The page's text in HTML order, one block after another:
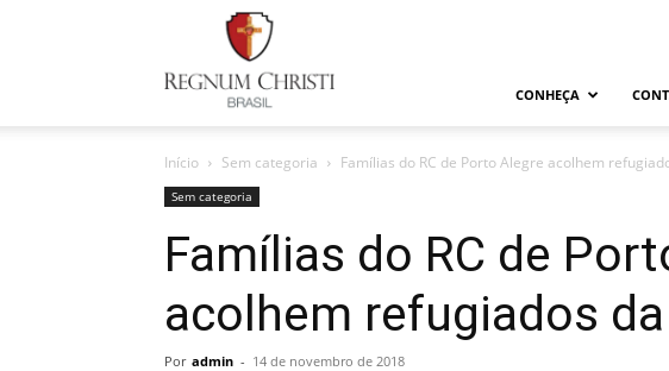
Regnum
CONHEÇA
Início Sem categoria Famílias do RC de Porto Alegre acolhem
Sem categoria
Famílias do RC de
acolhem refugiados
Por admin - 14 de novembro de 2018